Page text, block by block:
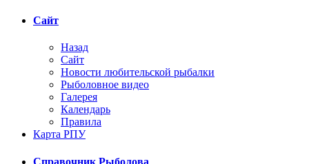
Сайт
Назад
Сайт
Новости любительской рыбалки
Рыболовное видео
Галерея
Календарь
Правила
Карта РПУ
Справочник Рыболова